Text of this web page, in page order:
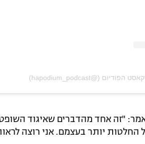
"זה אחד מהדברים שאיגוד
החלטות יותר בעצמם. אני רוצה